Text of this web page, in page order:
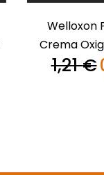
Welloxon
Crema
1,21€ El